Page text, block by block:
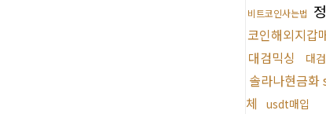
비트코인사는법
코인해외지갑
대검믹싱 대
솔라나현금화
체
usdt매입